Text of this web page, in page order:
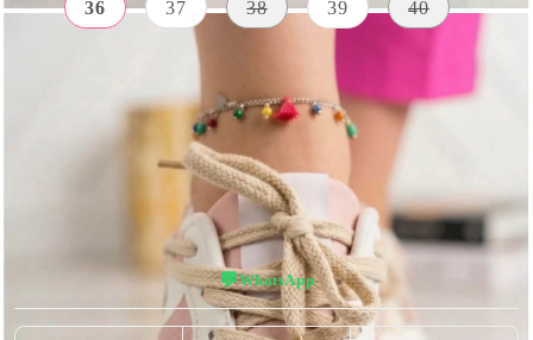
36 37 38 39 40
Екологична
кожа
НА
ПОДМЕТКАТА
💬WhatsApp